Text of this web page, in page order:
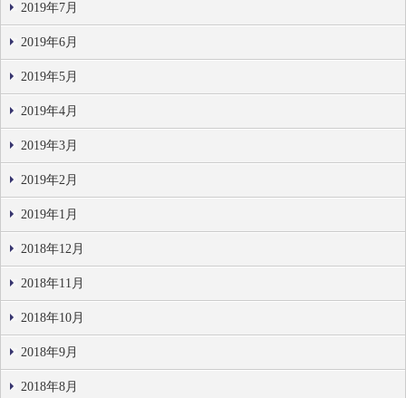
2019年7月
2019年6月
2019年5月
2019年4月
2019年3月
2019年2月
2019年1月
2018年12月
2018年11月
2018年10月
2018年9月
2018年8月